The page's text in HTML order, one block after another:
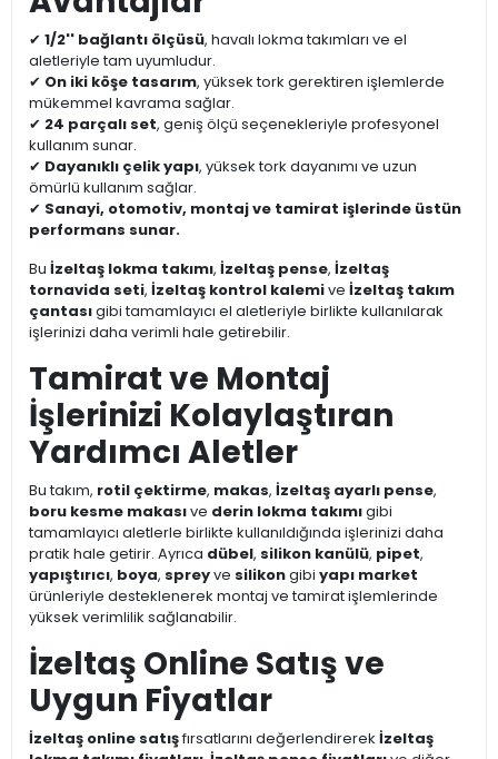
✔ 1/2'' bağlantı ölçüsü, havalı lokma takımları ve el
aletleriyle tam uyumludur.
✔ On iki köşe tasarım, yüksek tork gerektiren işlemlerde
mükemmel kavrama sağlar.
✔ 24 parçalı set, geniş ölçü seçenekleriyle profesyonel
kullanım sunar.
✔ Dayanıklı çelik yapı, yüksek tork dayanımı ve uzun
ömürlü kullanım sağlar.
✔ Sanayi, otomotiv, montaj ve tamirat işlerinde üstün
performans sunar.
Bu İzeltaş lokma takımı, İzeltaş pense, İzeltaş
tornavida seti, İzeltaş kontrol kalemive İzeltaş takım
çantasıgibi tamamlayıcı el aletleriyle birlikte kullanılarak
işlerinizi daha verimli hale getirebilir.
Tamirat ve Montaj
İşlerinizi Kolaylaştıran
Yardımcı Aletler
Bu takım, rotil çektirme, makas, İzeltaş ayarlı pense,
boru kesme makasıve derin lokma takımıgibi
tamamlayıcı aletlerle birlikte kullanıldığında işlerinizi daha
pratik hale getirir. Ayrıca dübel, silikon kanülü, pipet,
yapıştırıcı, boya, spreyve silikongibi yapı market
ürünleriyle desteklenerek montaj ve tamirat işlemlerinde
yüksek verimlilik sağlanabilir.
İzeltaş Online Satış ve
Uygun Fiyatlar
İzeltaş online satışfırsatlarını değerlendirerek İzeltaş